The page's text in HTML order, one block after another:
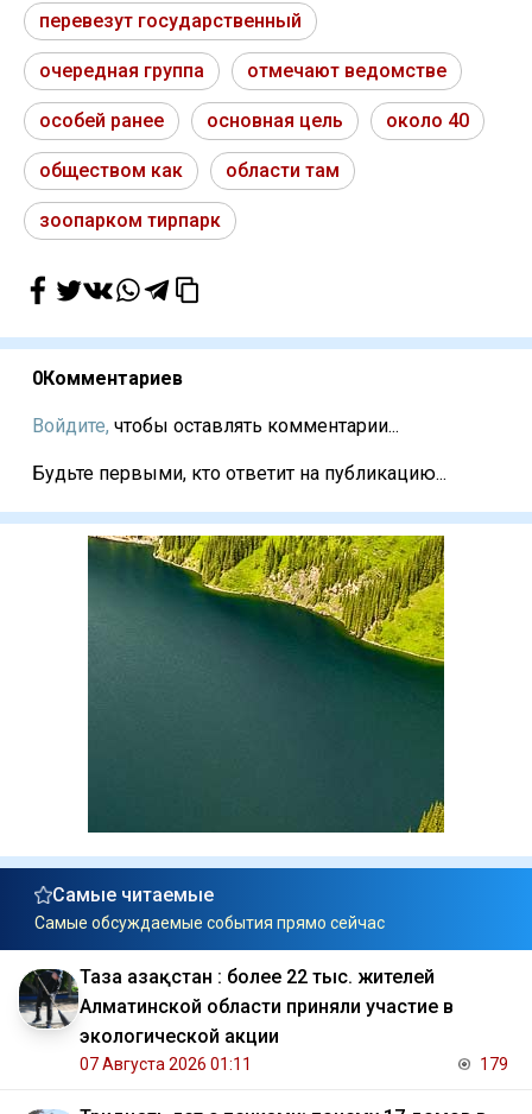
перевезут государственный
очередная группа отмечают ведомстве
особей ранее основная цель около 40
обществом как области там
зоопарком тирпарк
0Комментариев
Войдите, чтобы оставлять комментарии...
Будьте первыми, кто ответит на публикацию...
Самые читаемые
Самые обсуждаемые события прямо сейчас
Таза Қазақстан : более 22 тыс. жителей
Алматинской области приняли участие в
экологической акции
07 Августа 2026 01:11 179